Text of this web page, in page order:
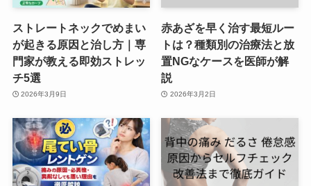
ストレートネックでめまい
が起きる原因と治し方｜専
門家が教える即効ストレッ
チ5選
2026年3月9日
赤あざを早く治す最短ルー
トは？種類別の治療法と放
置NGなケースを医師が解
説
2026年3月2日